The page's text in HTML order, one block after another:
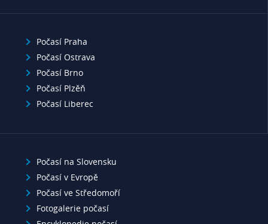
Počasí Praha
Počasí Ostrava
Počasí Brno
Počasí Plzěň
Počasí Liberec
Počasí na Slovensku
Počasí v Evropě
Počasí ve Středomoří
Fotogalerie počasí